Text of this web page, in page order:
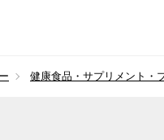
健康食品・サプリメント・